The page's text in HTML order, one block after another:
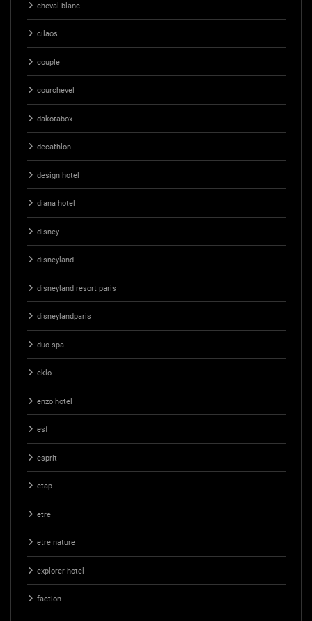
cheval blanc
cilaos
couple
courchevel
dakotabox
decathlon
design hotel
diana hotel
disney
disneyland
disneyland resort paris
disneylandparis
duo spa
eklo
enzo hotel
esf
esprit
etap
etre
etre nature
explorer hotel
faction